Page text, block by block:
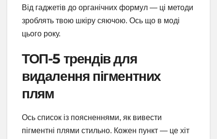
Від гаджетів до органічних формул — ці методи
зроблять твою шкіру сяючою. Ось що в моді
цього року.
ТОП-5 трендів для
видалення пігментних
плям
Ось список із поясненнями, як вивести
пігментні плями стильно. Кожен пункт — це хіт